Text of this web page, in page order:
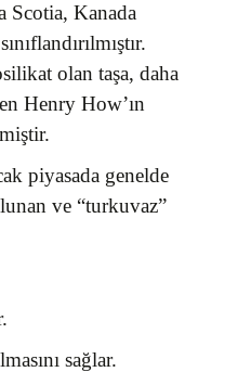
Scotia, Kanada
olan taşa, daha
Henry How’ın
piyasada genelde
ve “turkuvaz”
sağlar.